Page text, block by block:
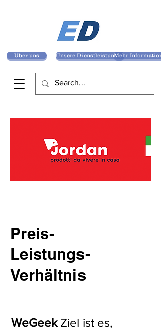
Unsere Dienstleistungen
Mehr
Über uns
Preis-
Leistungs-
Verhältnis
WeGeekZiel ist es,